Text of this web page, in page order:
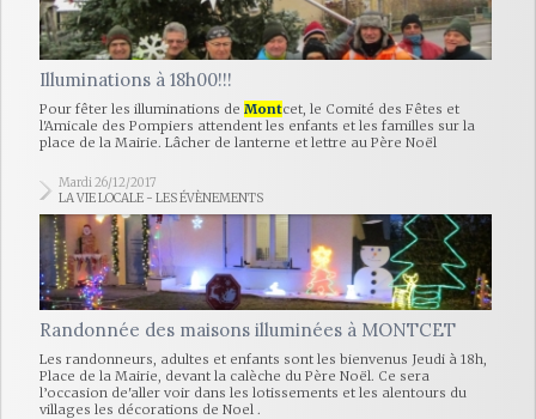
Illuminations à 18h00!!!
Pour fêter les illuminations de Montcet, le Comité des Fêtes et
l'Amicale des Pompiers attendent les enfants et les familles sur la
place de la Mairie. Lâcher de lanterne et lettre au Père Noël
Mardi 26/12/2017
LA VIE LOCALE - LES ÉVÈNEMENTS
Randonnée des maisons illuminées à MONTCET
Les randonneurs, adultes et enfants sont les bienvenus Jeudi à 18h,
Place de la Mairie, devant la calèche du Père Noël. Ce sera
l’occasion de'aller voir dans les lotissements et les alentours du
villages les décorations de Noel .